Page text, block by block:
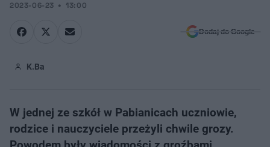
2023-06-23 13:00
Dodaj do Google
K.Ba
W jednej ze szkół w Pabianicach uczniowie,
rodzice i nauczyciele przeżyli chwile grozy.